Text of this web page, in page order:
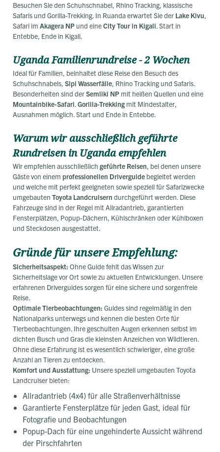
Besuchen Sie den Schuhschnabel, Rhino Tracking, klassische
Safaris und Gorilla-Trekking. In Ruanda erwartet Sie der Lake Kivu,
Safari im Akagera NP und eineCity Tour in Kigali. Start in
Entebbe, Ende in Kigali.
Uganda Familienrundreise - 2 Wochen
Ideal für Familien, beinhaltet diese Reise den Besuch des
Schuhschnabels, Sipi Wasserfälle, Rhino Tracking und Safaris.
Besonderheiten sind derSemliki NP mit heißen Quellen und eine
Mountainbike-Safari.Gorilla-Trekking mit Mindestalter,
Ausnahmen möglich. Start und Ende in Entebbe.
Warum wir ausschließlich geführte
Rundreisen in Uganda empfehlen
Wir empfehlen ausschließlich geführte Reisen, bei denen unsere
Gäste von einem professionellen Driverguide begleitet werden
und welche mit perfekt geeigneten sowie speziell für Safarizwecke
umgebauten Toyota Landcruisern durchgeführt werden. Diese
Fahrzeuge sind in der Regel mit Allradantrieb, garantierten
Fensterplätzen, Popup-Dächern, Kühlschränken oder Kühlboxen
und Steckdosen ausgestattet.
Gründe für unsere Empfehlung:
Sicherheitsaspekt: Ohne Guide fehlt das Wissen zur
Sicherheitslage vor Ort sowie zu aktuellen Entwicklungen. Unsere
erfahrenen Driverguides sorgen für eine sichere und sorgenfreie
Reise.
Optimale Tierbeobachtungen: Guides sind regelmäßig in den
Nationalparks unterwegs und kennen die besten Orte für
Tierbeobachtungen. Ihre geschulten Augen erkennen selbst im
dichten Busch und Gras die kleinsten Anzeichen von Wildtieren.
Ohne diese Erfahrung ist es wesentlich schwieriger, eine große
Anzahl an Tieren zu entdecken.
Komfort und Ausstattung: Unsere speziell umgebauten Toyota
Landcruiser bieten:
Allradantrieb (4x4) für alle Straßenverhältnisse
Garantierte Fensterplätze für jeden Gast, ideal für
Fotografie und Beobachtungen
Popup-Dach für eine ungehinderte Aussicht während
der Pirschfahrten